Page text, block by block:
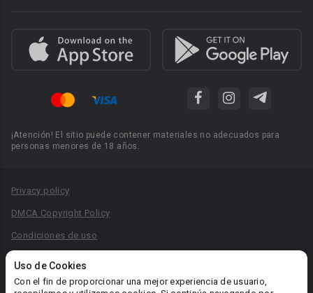
Uso de Cookies
Con el fin de proporcionar una mejor experiencia de usuario,
¡Atención! El sitio puede contener materiales no adecuados para
personas menores de 18 años.
Privacy policy
DMCA Copyright Policy
Condiciones de uso
Reglas para la publicación de libros